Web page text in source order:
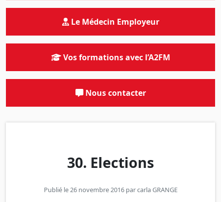
30. Elections
Publié le 26 novembre 2016 parcarla GRANGE
Le Médecin Employeur
Vos formations avec l’A2FM
Nous contacter